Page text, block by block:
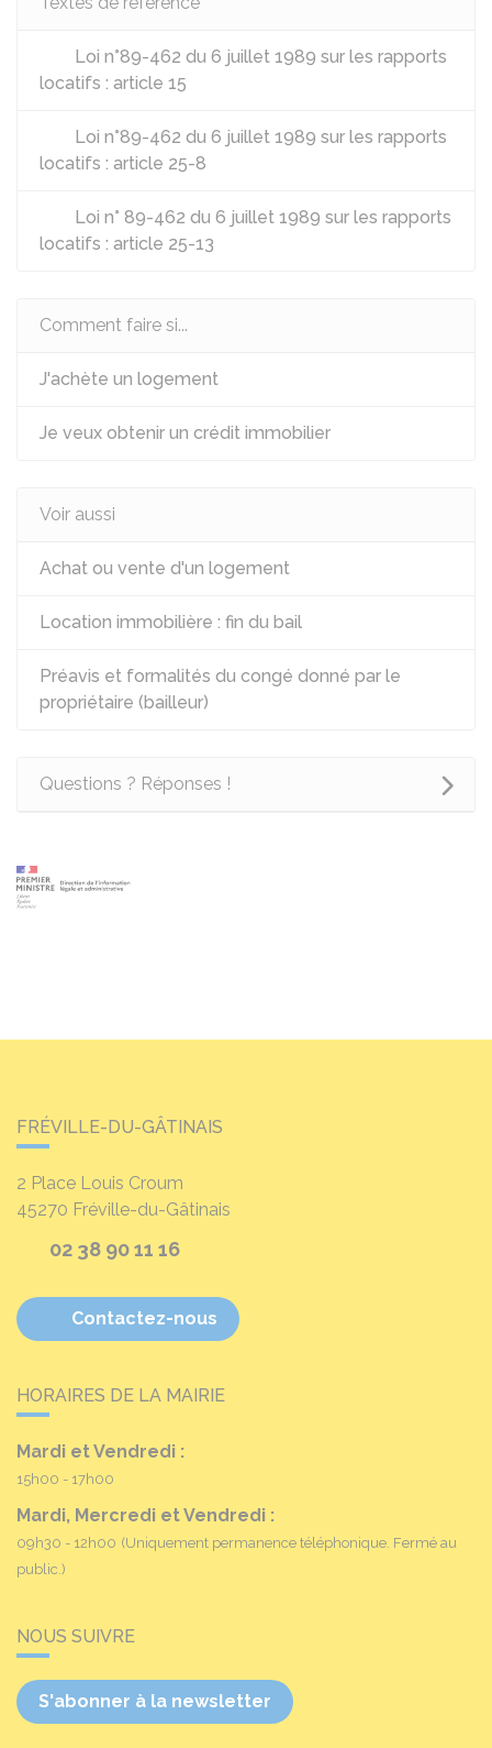
Loi n°89-462 du 6 juillet 1989 sur les rapports
locatifs : article 15
Loi n°89-462 du 6 juillet 1989 sur les rapports
locatifs : article 25-8
Loi n° 89-462 du 6 juillet 1989 sur les rapports
locatifs : article 25-13
Comment faire si...
J'achète un logement
Je veux obtenir un crédit immobilier
Voir aussi
Achat ou vente d'un logement
Location immobilière : fin du bail
Préavis et formalités du congé donné par le
propriétaire (bailleur)
Questions ? Réponses !
FRÉVILLE-DU-GÂTINAIS
2 Place Louis Croum
45270 Fréville-du-Gâtinais
02 38 90 11 16
Contactez-nous
HORAIRES DE LA MAIRIE
Mardi et Vendredi :
15h00 - 17h00
Mardi, Mercredi et Vendredi :
09h30 - 12h00 (Uniquement permanence téléphonique. Fermé au
public.)
NOUS SUIVRE
S'abonner à la newsletter